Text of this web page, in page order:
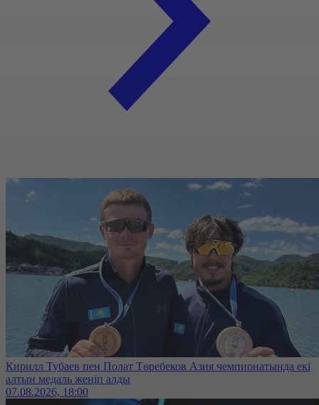
Кирилл Тубаев пен Полат Төребеков Азия чемпионатында екі
алтын медаль жеңіп алды
07.08.2026, 18:00